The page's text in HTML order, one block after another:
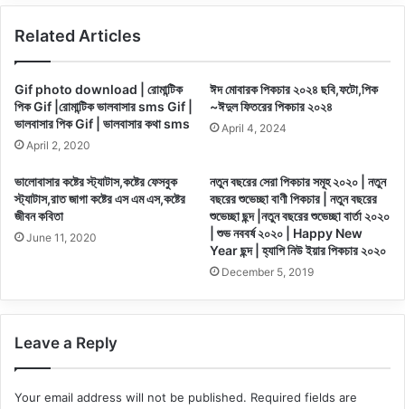
Related Articles
Gif photo download | রোমান্টিক
পিক Gif |রোমান্টিক ভালবাসার sms Gif |
ভালবাসার পিক Gif | ভালবাসার কথা sms
April 2, 2020
ঈদ মোবারক পিকচার ২০২৪ ছবি,ফটো,পিক
~ঈদুল ফিতরের পিকচার ২০২৪
April 4, 2024
ভালোবাসার কষ্টের স্ট্যাটাস,কষ্টের ফেসবুক
স্ট্যাটাস,রাত জাগা কষ্টের এস এম এস,কষ্টের
জীবন কবিতা
June 11, 2020
নতুন বছরের সেরা পিকচার সমূহ ২০২০ | নতুন
বছরের শুভেচ্ছা বাণী পিকচার | নতুন বছরের
শুভেচ্ছা ছন্দ |নতুন বছরের শুভেচ্ছা বার্তা ২০২০
| শুভ নববর্ষ ২০২০ | Happy New
Year ছন্দ | হ্যাপি নিউ ইয়ার পিকচার ২০২০
December 5, 2019
Leave a Reply
Your email address will not be published. Required fields are